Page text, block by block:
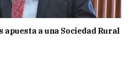
apuesta a una Sociedad Rural